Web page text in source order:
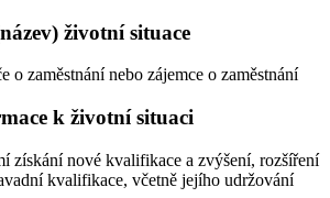
životní situace
o zaměstnání nebo zájemce o zaměstnání
k životní situaci
získání nové kvalifikace a zvýšení, rozšíření
kvalifikace, včetně jejího udržování